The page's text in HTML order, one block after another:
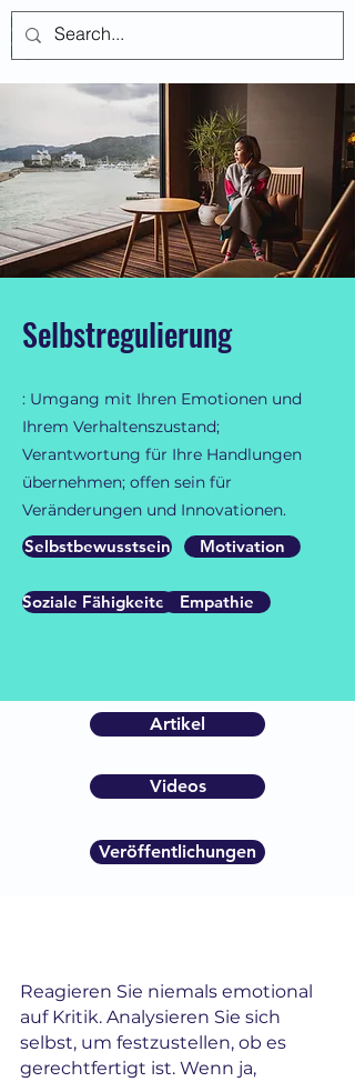
Selbstregulierung
: Umgang mit Ihren Emotionen und
Ihrem Verhaltenszustand;
Verantwortung für Ihre Handlungen
übernehmen; offen sein für
Veränderungen und Innovationen.
Selbstbewusstsein Motivation
Soziale Fähigkeiten Empathie
Artikel
Videos
Veröffentlichungen
Reagieren Sie niemals emotional
auf Kritik. Analysieren Sie sich
selbst, um festzustellen, ob es
gerechtfertigt ist. Wenn ja,